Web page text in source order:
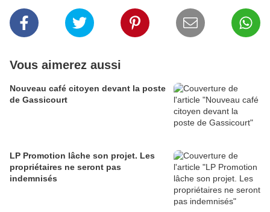
Vous aimerez aussi
Nouveau café citoyen devant la poste
de Gassicourt
LP Promotion lâche son projet. Les
propriétaires ne seront pas
indemnisés